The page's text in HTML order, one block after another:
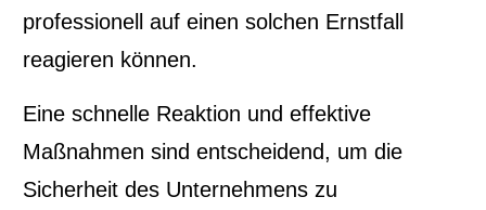
professionell auf einen solchen Ernstfall
reagieren können.
Eine schnelle Reaktion und effektive
Maßnahmen sind entscheidend, um die
Sicherheit des Unternehmens zu